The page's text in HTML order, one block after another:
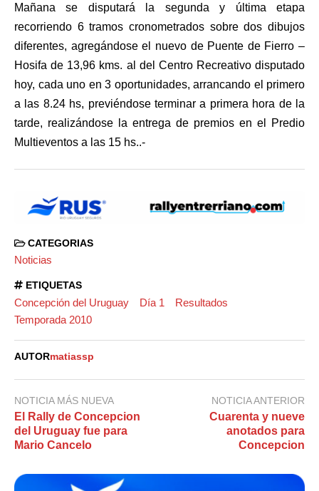
Mañana se disputará la segunda y última etapa
recorriendo 6 tramos cronometrados sobre dos dibujos
diferentes, agregándose el nuevo de Puente de Fierro –
Hosifa de 13,96 kms. al del Centro Recreativo disputado
hoy, cada uno en 3 oportunidades, arrancando el primero
a las 8.24 hs, previéndose terminar a primera hora de la
tarde, realizándose la entrega de premios en el Predio
Multieventos a las 15 hs..-
CATEGORIAS
Noticias
ETIQUETAS
Concepción del Uruguay Día 1
Resultados
Temporada 2010
AUTORmatiassp
NOTICIA MÁS NUEVA
El Rally de Concepcion
del Uruguay fue para
Mario Cancelo
NOTICIA ANTERIOR
Cuarenta y nueve
anotados para
Concepcion